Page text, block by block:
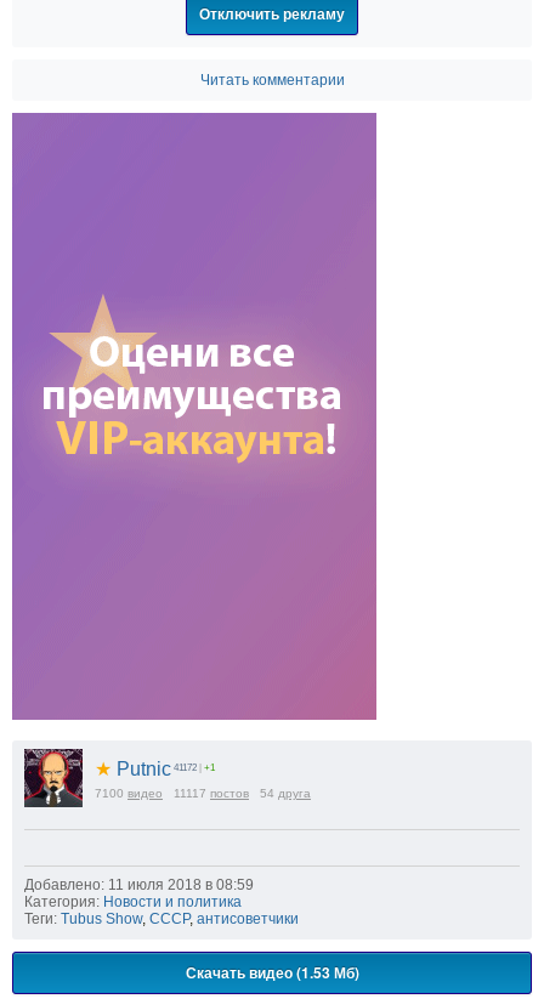
Отключить рекламу
Читать комментарии
★ Putnic 41172 | +1
7100 видео 11117 постов 54 друга
Добавлено: 11 июля 2018 в 08:59
Категория: Новости и политика
Теги: Tubus Show, СССР, антисоветчики
Скачать видео (1.53 Мб)